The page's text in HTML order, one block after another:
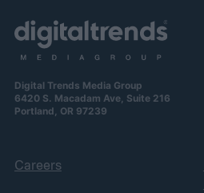
Digital Trends Media Group
6420 S. Macadam Ave, Suite 216
Portland, OR 97239
Careers